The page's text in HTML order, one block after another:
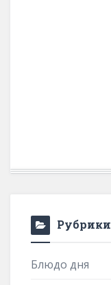
Рубрики
Блюдо дня